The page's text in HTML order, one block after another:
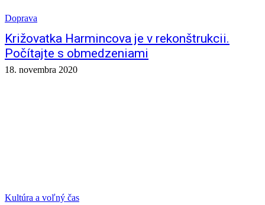
Doprava
Križovatka Harmincova je v rekonštrukcii.
Počítajte s obmedzeniami
18. novembra 2020
Kultúra a voľný čas